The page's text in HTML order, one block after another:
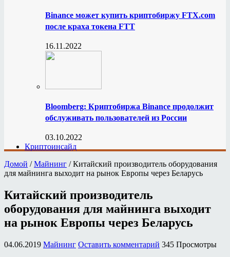
Binance может купить криптобиржу FTX.com
после краха токена FTT
16.11.2022
Bloomberg: Криптобиржа Binance продолжит
обслуживать пользователей из России
03.10.2022
Криптоинсайд
Домой / Майнинг / Китайский производитель оборудования
для майнинга выходит на рынок Европы через Беларусь
Китайский производитель
оборудования для майнинга выходит
на рынок Европы через Беларусь
04.06.2019 Майнинг Оставить комментарий 345 Просмотры